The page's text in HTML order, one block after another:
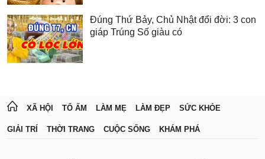
Đúng Thứ Bảy, Chủ Nhật đổi đời: 3 con
giáp Trúng Số giàu có
XÃ HỘI TỔ ẤM LÀM MẸ LÀM ĐẸP SỨC KHỎE
GIẢI TRÍ THỜI TRANG CUỘC SỐNG KHÁM PHÁ